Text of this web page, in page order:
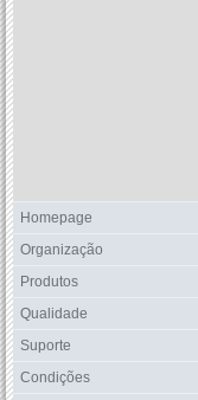
Homepage
Organização
Produtos
Qualidade
Suporte
Condições